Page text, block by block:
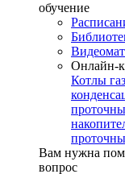
обучение
Онлайн-
Котлы
Вам нужна
вопрос